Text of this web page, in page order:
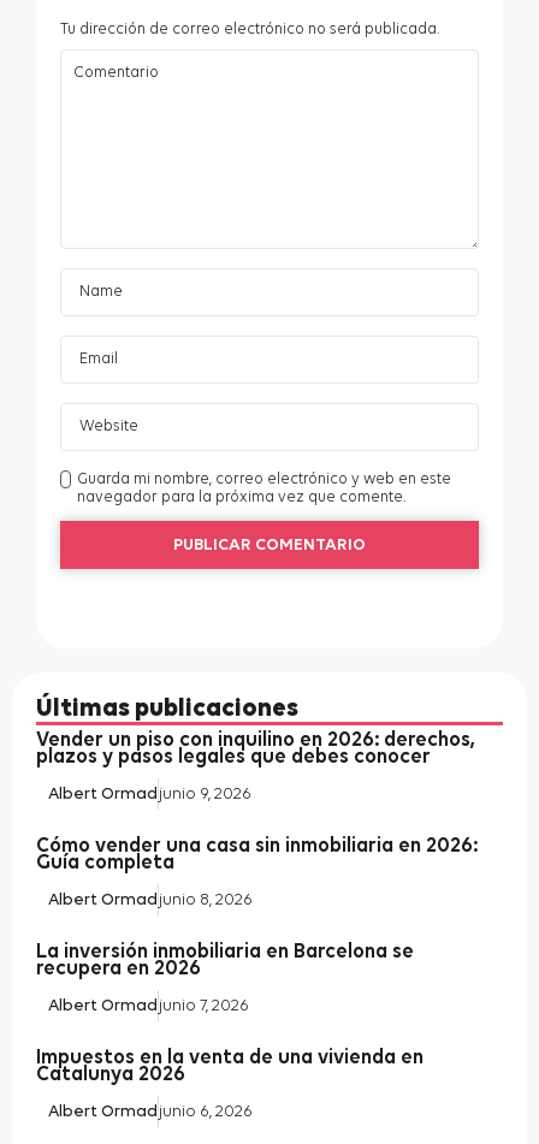
Tu dirección de correo electrónico no será publicada.
Guarda mi nombre, correo electrónico y web en este
navegador para la próxima vez que comente.
Últimas publicaciones
Vender un piso con inquilino en 2026: derechos,
plazos y pasos legales que debes conocer
Albert Ormad junio 9, 2026
Cómo vender una casa sin inmobiliaria en 2026:
Guía completa
Albert Ormad junio 8, 2026
La inversión inmobiliaria en Barcelona se
recupera en 2026
Albert Ormad junio 7, 2026
Impuestos en la venta de una vivienda en
Catalunya 2026
Albert Ormad junio 6, 2026